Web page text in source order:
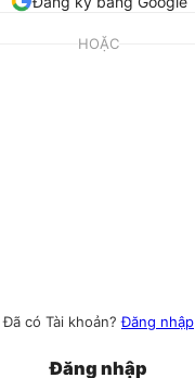
HOẶC
Đã có Tài khoản?Đăng nhập
Đăng nhập